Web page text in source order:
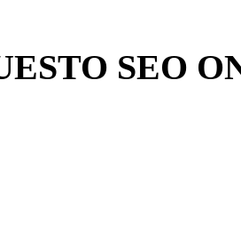
SEO